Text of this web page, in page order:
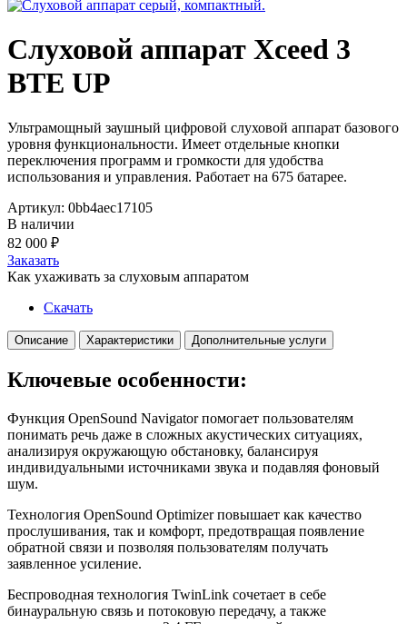
Слуховой аппарат Xceed 3
BTE UP
Ультрамощный заушный цифровой слуховой аппарат базового
уровня функциональности. Имеет отдельные кнопки
переключения программ и громкости для удобства
использования и управления. Работает на 675 батарее.
Артикул: 0bb4aec17105
В наличии
82 000 ₽
Заказать
Как ухаживать за слуховым аппаратом
Скачать
Описание Характеристики Дополнительные услуги
Ключевые особенности:
Функция OpenSound Navigatorпомогает пользователям
понимать речь даже в сложных акустических ситуациях,
анализируя окружающую обстановку, балансируя
индивидуальными источниками звука и подавляя фоновый
шум.
Технология OpenSound Optimizerповышает как качество
прослушивания, так и комфорт, предотвращая появление
обратной связи и позволяя пользователям получать
заявленное усиление.
Беспроводная технология TwinLink сочетает в себе
бинауральную связь и потоковую передачу, а также